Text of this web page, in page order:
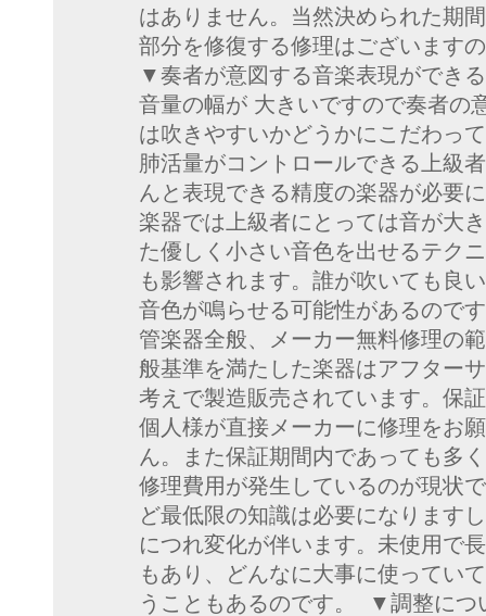
はありません。当然決められた期
部分を修復する修理はございます
▼奏者が意図する音楽表現ができ
音量の幅が 大きいですので奏者の
は吹きやすいかどうかにこだわっ
肺活量がコントロールできる上級
んと表現できる精度の楽器が必要
楽器では上級者にとっては音が大
た優しく小さい音色を出せるテク
も影響されます。誰が吹いても良
音色が鳴らせる可能性があるので
管楽器全般、メーカー無料修理の
般基準を満たした楽器はアフター
考えで製造販売されています。保
個人様が直接メーカーに修理をお
ん。また保証期間内であっても多
修理費用が発生しているのが現状
ど最低限の知識は必要になります
につれ変化が伴います。未使用で
もあり、どんなに大事に使ってい
うこともあるのです。 ▼調整に